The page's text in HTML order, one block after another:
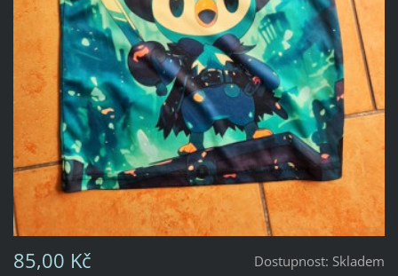
Dostupnost: Skladem
85,00 Kč